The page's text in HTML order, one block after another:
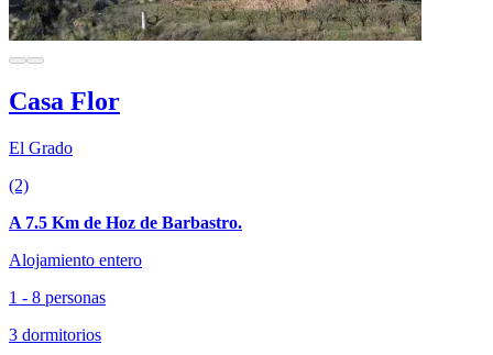
Casa Flor
El Grado
(2)
A 7.5 Km de Hoz de Barbastro.
Alojamiento entero
1 - 8 personas
3 dormitorios